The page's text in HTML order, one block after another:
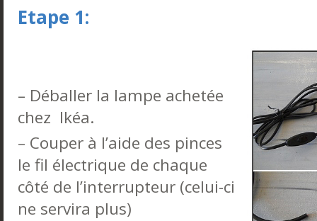
Etape 1:
– Déballer la lampe achetée
chez Ikéa.
– Couper à l’aide des pinces
le fil électrique de chaque
côté de l’interrupteur (celui-ci
ne servira plus)